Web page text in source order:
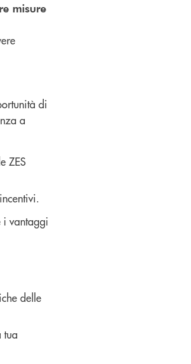
misure
di
a
ZES
i vantaggi
delle
tua